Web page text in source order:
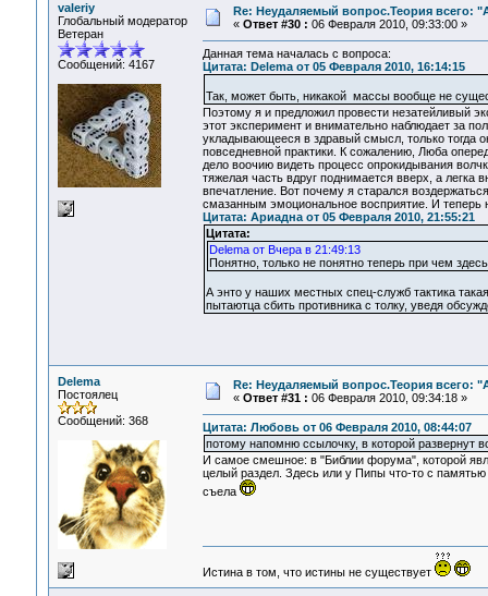
valeriy
Глобальный модератор
Ветеран
Сообщений: 4167
Re: Неудаляемый вопрос.Теория всего:
« Ответ #30 : 06 Февраля 2010, 09:33:00 »
Данная тема началась с вопроса:
Цитата: Delema от 05 Февраля 2010, 16:14:15
Так, может быть, никакой массы вообще не
Поэтому я и предложил провести незатейливый
этот эксперимент и внимательно наблюдает за
укладывающееся в здравый смысл, только тогда
повседневной практики. К сожалению, Люба
дело воочию видеть процесс опрокидывания
тяжелая часть вдруг поднимается вверх, а легка
впечатление. Вот почему я старался
смазанным эмоциональное восприятие. И теперь
Цитата: Ариадна от 05 Февраля 2010, 21:55:21
Цитата:
Delema от Вчера в 21:49:13
Понятно, только не понятно теперь при чем
А энто у наших местных спец-служб тактика
пытаютца сбить противника с толку, уведя
Delema
Постоялец
Сообщений: 368
Re: Неудаляемый вопрос.Теория всего:
« Ответ #31 : 06 Февраля 2010, 09:34:18 »
Цитата: Любовь от 06 Февраля 2010, 08:44:07
потому напомню ссылочку, в которой развернут
И самое смешное: в "Библии форума", которой
целый раздел. Здесь или у Пипы что-то с
съела
Истина в том, что истины не существует